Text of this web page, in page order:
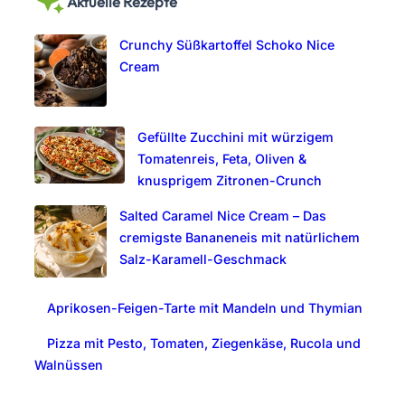
h
Crunchy Süßkartoffel Schoko Nice
Cream
Gefüllte Zucchini mit würzigem
Tomatenreis, Feta, Oliven &
knusprigem Zitronen-Crunch
Salted Caramel Nice Cream – Das
cremigste Bananeneis mit natürlichem
Salz-Karamell-Geschmack
Aprikosen-Feigen-Tarte mit Mandeln und Thymian
Pizza mit Pesto, Tomaten, Ziegenkäse, Rucola und
Walnüssen